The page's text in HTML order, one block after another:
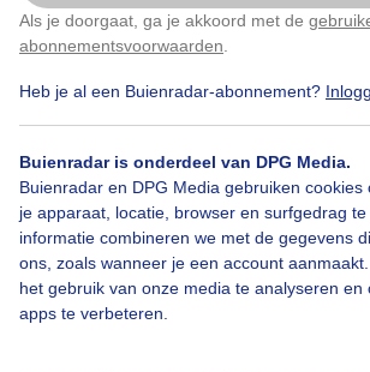
Als je doorgaat, ga je akkoord met de
abonnementsvoorwaarden
Heb je al een Buienradar-abonnement?
Buienradar is onderdeel van DPG Media.
Buienradar en DPG Media gebruiken
je apparaat, locatie, browser en surfgedrag
informatie combineren we met de gegevens
ons, zoals wanneer je een account
het gebruik van onze media te analyseren en
apps te verbeteren.
Gemaakt: 08-07-2026, 3406x bekeken
Zomer Zon Wolken
Bekijk slideshow
Klik hierom dit aan te